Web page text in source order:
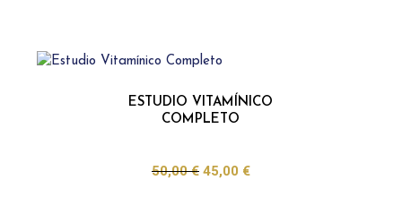
ESTUDIO VITAMÍNICO
COMPLETO
50,00€ 45,00 €